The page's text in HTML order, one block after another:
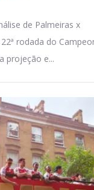
de Palmeiras x
rodada do
projeção e...